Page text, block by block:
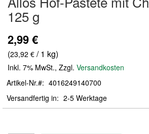
der
Bildergalerie
125 g
2,99 €
(23,92 € / 1 kg)
Inkl. 7% MwSt., Zzgl. Versandkosten
Artikel-Nr.
4016249140700
Versandfertig in
2-5 Werktage